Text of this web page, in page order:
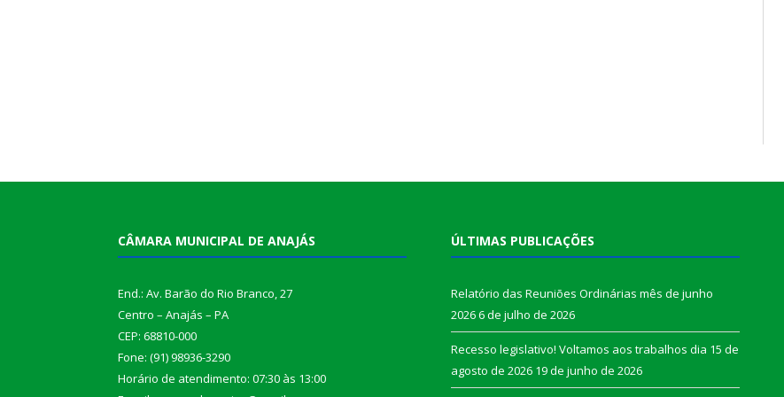
CÂMARA MUNICIPAL DE ANAJÁS
End.: Av. Barão do Rio Branco, 27
Centro – Anajás – PA
CEP: 68810-000
Fone: (91) 98936-3290
Horário de atendimento: 07:30 às 13:00
ÚLTIMAS PUBLICAÇÕES
Relatório das Reuniões Ordinárias mês de junho
20266 de julho de 2026
Recesso legislativo! Voltamos aos trabalhos dia 15 de
agosto de 2026 19 de junho de 2026